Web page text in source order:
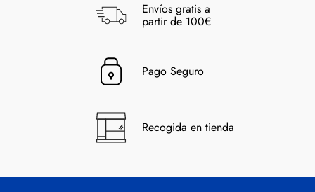
Envíos gratis a
partir de 100€
Pago Seguro
Recogida en tienda